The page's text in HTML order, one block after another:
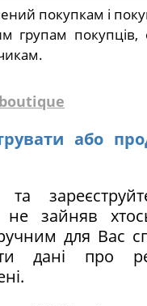
покупкам і
групам покупців,
або
та
не зайняв
для Вас
дані про